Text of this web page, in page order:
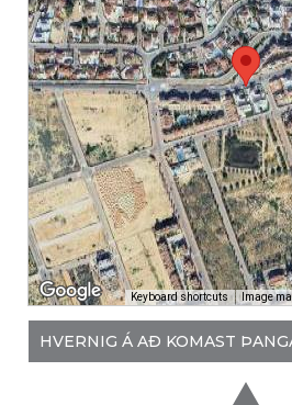
Keyboard shortcuts Image
HVERNIG Á AÐ KOMAST